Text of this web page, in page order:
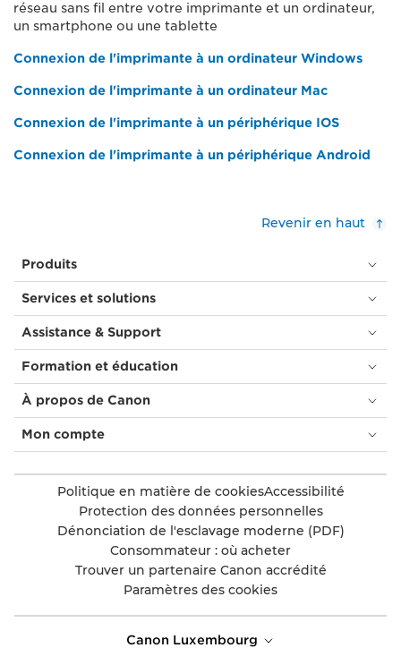
réseau sans fil entre votre imprimante et un ordinateur,
un smartphone ou une tablette
Connexion de l'imprimante à un ordinateur Windows
Connexion de l'imprimante à un ordinateur Mac
Connexion de l'imprimante à un périphérique IOS
Connexion de l'imprimante à un périphérique Android
Revenir en haut
Produits
Services et solutions
Assistance & Support
Formation et éducation
À propos de Canon
Mon compte
Politique en matière de cookiesAccessibilité
Protection des données personnelles
Dénonciation de l'esclavage moderne (PDF)
Consommateur : où acheter
Trouver un partenaire Canon accrédité
Paramètres des cookies
Canon Luxembourg